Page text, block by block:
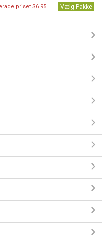
priset $6.95 Vælg Pakke